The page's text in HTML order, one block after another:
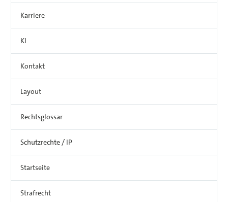
Karriere
KI
Kontakt
Layout
Rechtsglossar
Schutzrechte / IP
Startseite
Strafrecht